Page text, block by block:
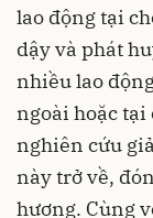
lao động tại
dậy và phát
nhiều lao
ngoài hoặc
nghiên cứu
này trở về,
hương. Cùng